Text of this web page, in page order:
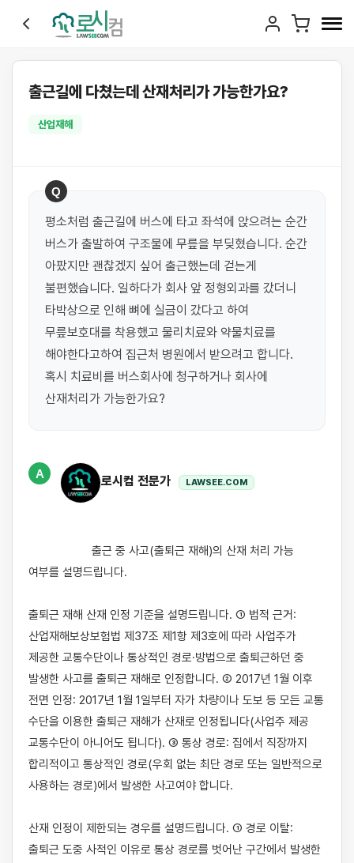
출근길에 다쳤는데 산재처리가 가능한가요?
산업재해
Q
평소처럼 출근길에 버스에 타고 좌석에 앉으려는 순간
버스가 출발하여 구조물에 무릎을 부딪혔습니다. 순간
아팠지만 괜찮겠지 싶어 출근했는데 걷는게
불편했습니다. 일하다가 회사 앞 정형외과를 갔더니
타박상으로 인해 뼈에 실금이 갔다고 하여
무릎보호대를 착용했고 물리치료와 약물치료를
해야한다고하여 집근처 병원에서 받으려고 합니다.
혹시 치료비를 버스회사에 청구하거나 회사에
산재처리가 가능한가요?
A
로시컴 전문가 LAWSEE.COM
여부를 설명드립니다.
출퇴근 재해 산재 인정 기준을 설명드립니다. ① 법적 근거:
산업재해보상보험법 제37조 제1항 제3호에 따라 사업주가
제공한 교통수단이나 통상적인 경로·방법으로 출퇴근하던 중
발생한 사고를 출퇴근 재해로 인정합니다. ② 2017년 1월 이후
전면 인정: 2017년 1월 1일부터 자가 차량이나 도보 등 모든 교통
수단을 이용한 출퇴근 재해가 산재로 인정됩니다(사업주 제공
교통수단이 아니어도 됩니다). ③ 통상 경로: 집에서 직장까지
합리적이고 통상적인 경로(우회 없는 최단 경로 또는 일반적으로
사용하는 경로)에서 발생한 사고여야 합니다.
산재 인정이 제한되는 경우를 설명드립니다. ① 경로 이탈:
출퇴근 도중 사적인 이유로 통상 경로를 벗어난 구간에서 발생한